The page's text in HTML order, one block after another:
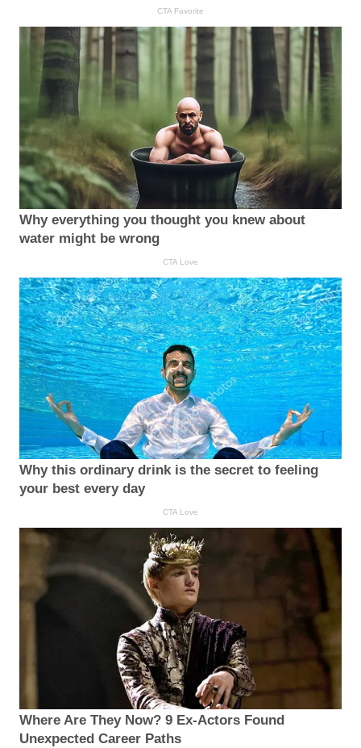
CTA Favorite
Why everything you thought you knew about
water might be wrong
CTA Love
Why this ordinary drink is the secret to feeling
your best every day
CTA Love
Where Are They Now? 9 Ex-Actors Found
Unexpected Career Paths